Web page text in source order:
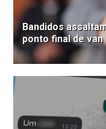
Bandidos
ponto final de van